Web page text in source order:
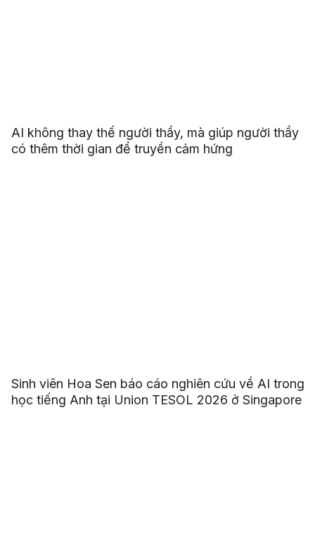
AI không thay thế người thầy, mà giúp người thầy
có thêm thời gian để truyền cảm hứng
Sinh viên Hoa Sen báo cáo nghiên cứu về AI trong
học tiếng Anh tại Union TESOL 2026 ở Singapore